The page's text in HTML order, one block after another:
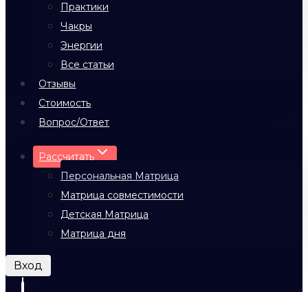
Практики
Чакры
Энергии
Все статьи
Отзывы
Стоимость
Вопрос/Ответ
Рассчитать
Персональная Матрица
Матрица совместимости
Детская Матрица
Матрица дня
Вход